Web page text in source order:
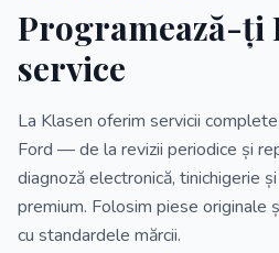
Programează-ți
service
La Klasen oferim servicii
Ford — de la revizii periodice și
diagnoză electronică, tinichigerie
premium. Folosim piese originale
cu standardele mărcii.